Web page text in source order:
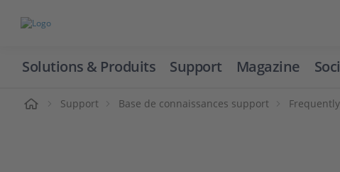
Solutions & Produits Support Magazine
Support Base de connaissances support